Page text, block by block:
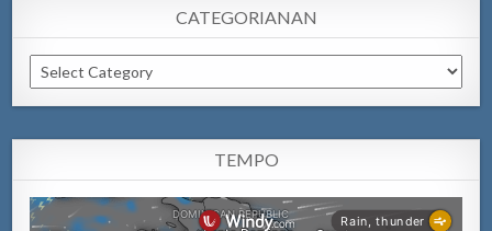
CATEGORIANAN
Categorianan
TEMPO